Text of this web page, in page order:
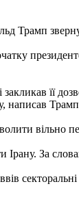
Трамп
її
вільно
Ірану. За